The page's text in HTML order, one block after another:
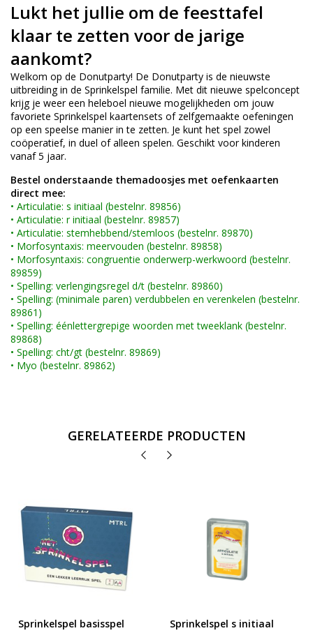
Lukt het jullie om de feesttafel
klaar te zetten voor de jarige
aankomt?
Welkom op de Donutparty! De Donutparty is de nieuwste
uitbreiding in de Sprinkelspel familie. Met dit nieuwe spelconcept
krijg je weer een heleboel nieuwe mogelijkheden om jouw
favoriete Sprinkelspel kaartensets of zelfgemaakte oefeningen
op een speelse manier in te zetten. Je kunt het spel zowel
coöperatief, in duel of alleen spelen. Geschikt voor kinderen
vanaf 5 jaar.
Bestel onderstaande themadoosjes met oefenkaarten
direct mee:
• Articulatie: s initiaal (bestelnr. 89856)
• Articulatie: r initiaal (bestelnr. 89857)
• Articulatie: stemhebbend/stemloos (bestelnr. 89870)
• Morfosyntaxis: meervouden (bestelnr. 89858)
• Morfosyntaxis: congruentie onderwerp-werkwoord (bestelnr.
89859)
• Spelling: verlengingsregel d/t (bestelnr. 89860)
• Spelling: (minimale paren) verdubbelen en verenkelen (bestelnr.
89861)
• Spelling: éénlettergrepige woorden met tweeklank (bestelnr.
89868)
• Spelling: cht/gt (bestelnr. 89869)
• Myo (bestelnr. 89862)
GERELATEERDE PRODUCTEN
Sprinkelspel basisspel Sprinkelspel s initiaal